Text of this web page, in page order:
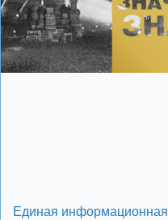
Единая информационная